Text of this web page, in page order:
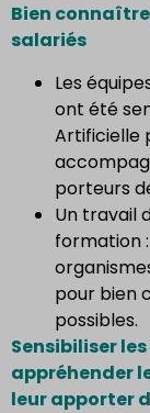
Bien
salariés
Les
ont été
Artificielle
porteurs
Un travail
formation
pour bien
possibles.
Sensibiliser
appréhender
leur apporter